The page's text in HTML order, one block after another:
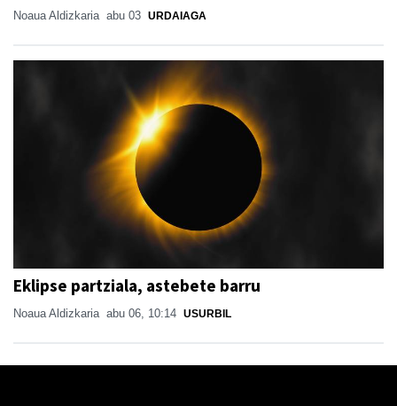
Noaua Aldizkaria abu 03 URDAIAGA
Eklipse partziala, astebete barru
Noaua Aldizkaria abu 06, 10:14 USURBIL